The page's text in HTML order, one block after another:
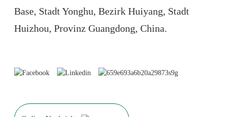
Base, Stadt Yonghu, Bezirk Huiyang, Stadt
Huizhou, Provinz Guangdong, China.